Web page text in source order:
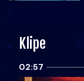
Klipe
02:57